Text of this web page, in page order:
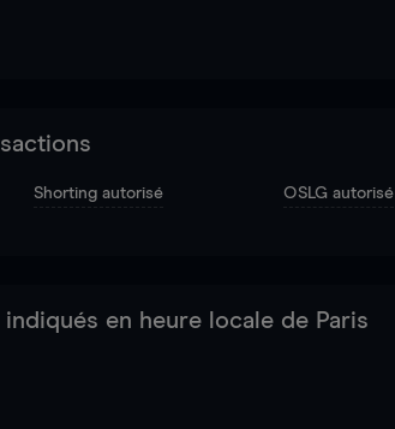
Shorting autorisé OSLG autorisé
en heure locale de Paris